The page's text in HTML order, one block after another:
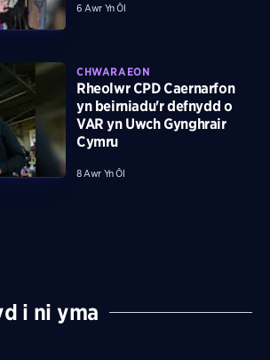
6 Awr Yn Ôl
CHWARAEON
Rheolwr CPD Caernarfon
yn beirniadu'r defnydd o
VAR yn Uwch Gynghrair
Cymru
8 Awr Yn Ôl
i ni yma